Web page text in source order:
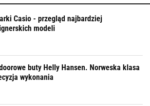
Casio - przegląd najbardziej
modeli
buty Helly Hansen. Norweska klasa
wykonania